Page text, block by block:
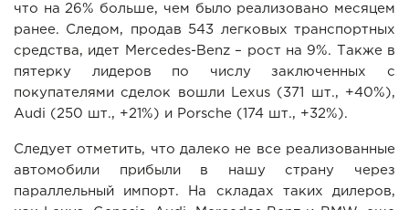
что на 26% больше, чем было реализовано месяцем
ранее. Следом, продав 543 легковых транспортных
средства, идет Mercedes-Benz – рост на 9%. Также в
пятерку лидеров по числу заключенных с
покупателями сделок вошли Lexus (371 шт., +40%),
Audi (250 шт., +21%) и Porsche (174 шт., +32%).
Следует отметить, что далеко не все реализованные
автомобили прибыли в нашу страну через
параллельный импорт. На складах таких дилеров,